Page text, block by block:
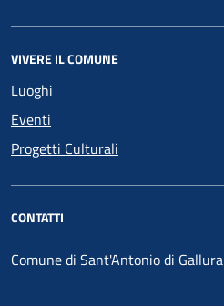
VIVERE IL COMUNE
Luoghi
Eventi
Progetti Culturali
CONTATTI
Comune di Sant'Antonio di Gallura